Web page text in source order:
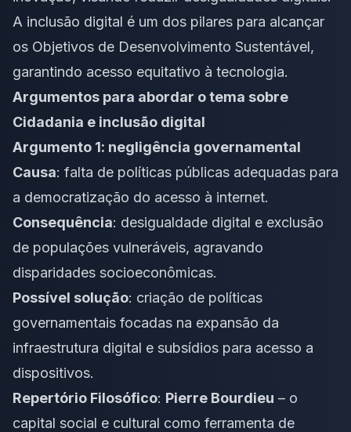
A inclusão digital é um dos pilares para alcançar
os Objetivos de Desenvolvimento Sustentável,
garantindo acesso equitativo à tecnologia.
Argumentos para abordar o tema sobre
Cidadania e inclusão digital
Argumento 1: negligência governamental
Causa: falta de políticas públicas adequadas para
a democratização do acesso à internet.
Consequência: desigualdade digital e exclusão
de populações vulneráveis, agravando
disparidades socioeconômicas.
Possível solução: criação de políticas
governamentais focadas na expansão da
infraestrutura digital e subsídios para acesso a
dispositivos.
Repertório Filosófico: Pierre Bourdieu – o
capital social e cultural como ferramenta de